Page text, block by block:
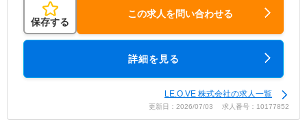
保存する
この求人を問い合わせる
詳細を見る
LE.O.VE 株式会社の求人一覧
更新日：2026/07/03 求人番号：10177852